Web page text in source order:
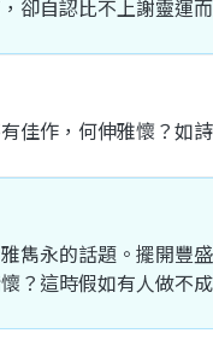
， 卻自認比不上謝靈運而
佳作 ， 何伸雅懷 ？如詩
雋永的話題 。擺開豐盛
？ 這時假如有人做不成